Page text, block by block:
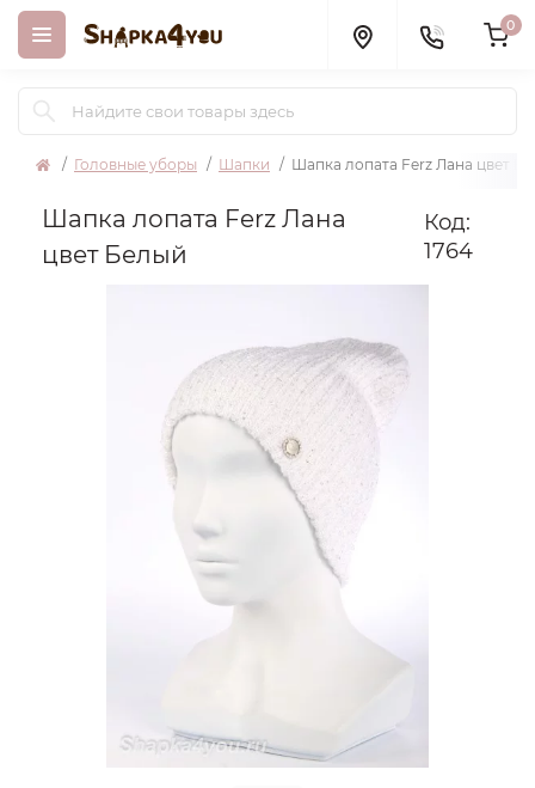
0
Головные уборы Шапки Шапка лопата Ferz Лана цвет
Шапка лопата Ferz Лана
цвет Белый
Код:
1764